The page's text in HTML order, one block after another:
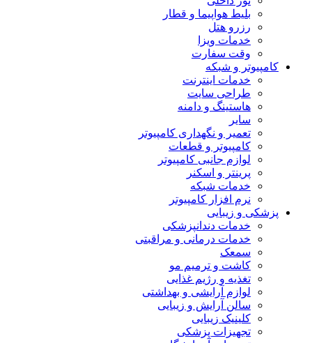
بلیط هواپیما و قطار
رزرو هتل
خدمات ویزا
وقت سفارت
کامپیوتر و شبکه
خدمات اینترنت
طراحی سایت
هاستینگ و دامنه
سایر
تعمیر و نگهداری کامپیوتر
کامپیوتر و قطعات
لوازم جانبی کامپیوتر
پرینتر و اسکنر
خدمات شبکه
نرم افزار کامپیوتر
پزشکی و زیبایی
خدمات دندانپزشکی
خدمات درمانی و مراقبتی
سمعک
کاشت و ترمیم مو
تغذیه و رژیم غذایی
لوازم آرایشی و بهداشتی
سالن آرایش و زیبایی
کلینیک زیبایی
تجهیزات پزشکی